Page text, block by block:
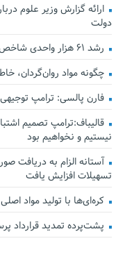
ارائه گزارش وزیر علوم
دولت
رشد ۶۱ هزار واحدی شاخص بورس
چگونه مواد روان‌گردان،
فارن پالسی: ترامپ توجیهی
قالیباف:ترامپ تصمیم
نیستیم و نخواهیم بود
تسهیلات افزایش یافت
کره‌ای‌ها با تولید مواد
پشت‌پرده تمدید قرارداد